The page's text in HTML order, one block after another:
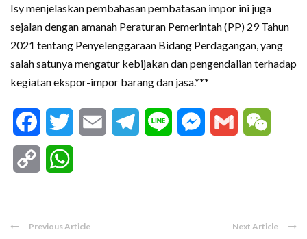
Isy menjelaskan pembahasan pembatasan impor ini juga
sejalan dengan amanah Peraturan Pemerintah (PP) 29 Tahun
2021 tentang Penyelenggaraan Bidang Perdagangan, yang
salah satunya mengatur kebijakan dan pengendalian terhadap
kegiatan ekspor-impor barang dan jasa.***
FacebookTwitter Email Telegram
Line Messenger
Gmail
Copy
Previous Article Next Article